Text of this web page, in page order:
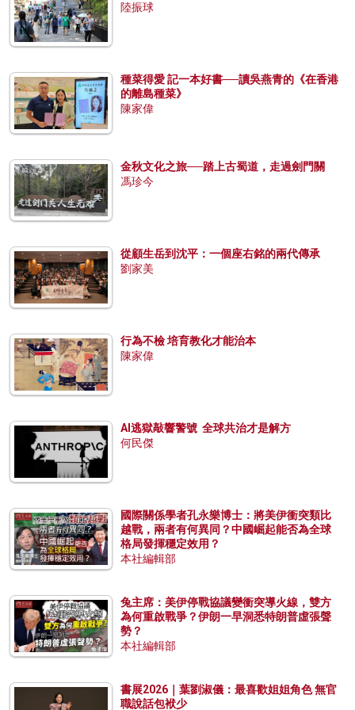
陸振球
種菜得愛 記一本好書──讀吳燕青的《在香港
的離島種菜》
陳家偉
金秋文化之旅──踏上古蜀道，走過劍門關
馮珍今
從顧生岳到沈平：一個座右銘的兩代傳承
劉家美
行為不檢 培育教化才能治本
陳家偉
AI逃獄敲響警號 全球共治才是解方
何民傑
國際關係學者孔永樂博士：將美伊衝突類比
越戰，兩者有何異同？中國崛起能否為全球
格局發揮穩定效用？
本社編輯部
兔主席：美伊停戰協議變衝突導火線，雙方
為何重啟戰爭？伊朗一早洞悉特朗普虛張聲
勢？
本社編輯部
書展2026｜葉劉淑儀：最喜歡姐姐角色 無官
職說話包袱少